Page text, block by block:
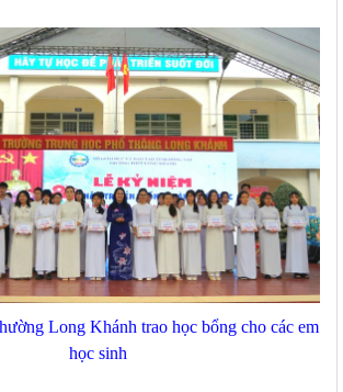
Long Khánh trao học bổng cho các em
học sinh